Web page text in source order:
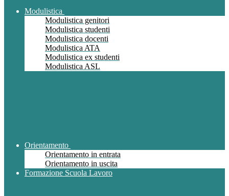
Modulistica
Modulistica genitori
Modulistica studenti
Modulistica docenti
Modulistica ATA
Modulistica ex studenti
Modulistica ASL
Orientamento
Orientamento in entrata
Orientamento in uscita
Formazione Scuola Lavoro